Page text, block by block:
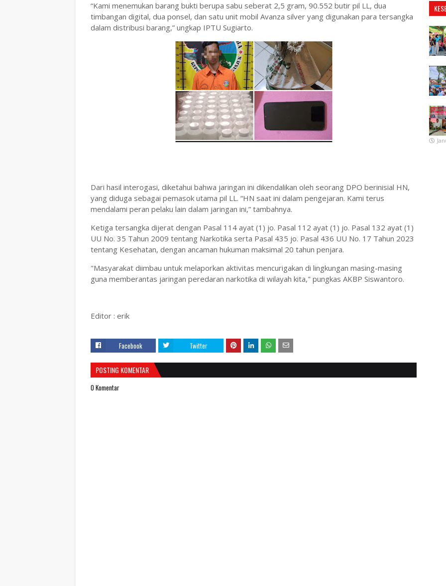
“Kami menemukan barang bukti berupa sabu seberat 2,5 gram, 90.552 butir pil LL, dua
timbangan digital, dua ponsel, dan satu unit mobil Avanza silver yang digunakan para tersangka
dalam distribusi barang,” ungkap IPTU Sugiarto.
Dari hasil interogasi, diketahui bahwa jaringan ini dikendalikan oleh seorang DPO berinisial HN,
yang diduga sebagai pemasok utama pil LL. “HN saat ini dalam pengejaran. Kami terus
mendalami peran pelaku lain dalam jaringan ini,” tambahnya.
Ketiga tersangka dijerat dengan Pasal 114 ayat (1) jo. Pasal 112 ayat (1) jo. Pasal 132 ayat (1)
UU No. 35 Tahun 2009 tentang Narkotika serta Pasal 435 jo. Pasal 436 UU No. 17 Tahun 2023
tentang Kesehatan, dengan ancaman hukuman maksimal 20 tahun penjara.
"Masyarakat diimbau untuk melaporkan aktivitas mencurigakan di lingkungan masing-masing
guna memberantas jaringan peredaran narkotika di wilayah kita," pungkas AKBP Siswantoro.
Editor : erik
Facebook Twitter
POSTING KOMENTAR
0 Komentar